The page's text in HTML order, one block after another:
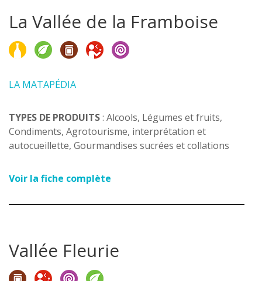
La Vallée de la Framboise
LA MATAPÉDIA
TYPES DE PRODUITS: Alcools, Légumes et fruits,
Condiments, Agrotourisme, interprétation et
autocueillette, Gourmandises sucrées et collations
Voir la fiche complète
Vallée Fleurie